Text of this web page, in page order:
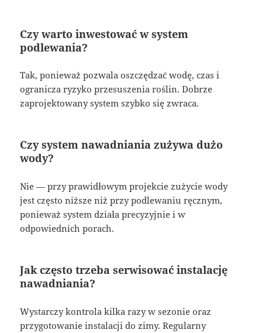
Czy warto inwestować w system
podlewania?
Tak, ponieważ pozwala oszczędzać wodę, czas i
ogranicza ryzyko przesuszenia roślin. Dobrze
zaprojektowany system szybko się zwraca.
Czy system nawadniania zużywa dużo
wody?
Nie — przy prawidłowym projekcie zużycie wody
jest często niższe niż przy podlewaniu ręcznym,
ponieważ system działa precyzyjnie i w
odpowiednich porach.
Jak często trzeba serwisować instalację
nawadniania?
Wystarczy kontrola kilka razy w sezonie oraz
przygotowanie instalacji do zimy. Regularny